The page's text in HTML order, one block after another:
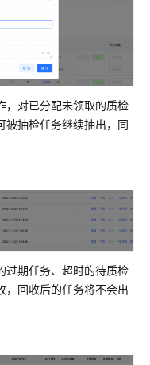
，对已分配未领取的质检
被抽检任务继续抽出，同
过期任务、超时的待质检
，回收后的任务将不会出